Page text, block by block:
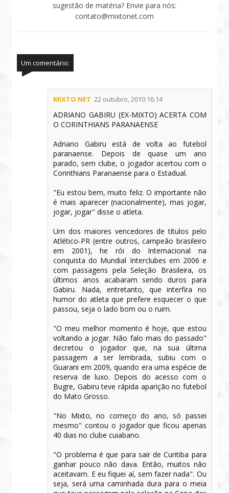
sugestão de matéria? Envie para nós:
contato@mixtonet.com
Um comentário:
MIXTO NET 22 outubro, 2010 16:14
ADRIANO GABIRU (EX-MIXTO) ACERTA COM
O CORINTHIANS PARANAENSE
Adriano Gabiru está de volta ao futebol
paranaense. Depois de quase um ano
parado, sem clube, o jogador acertou com o
Corinthians Paranaense para o Estadual.
"Eu estou bem, muito feliz. O importante não
é mais aparecer (nacionalmente), mas jogar,
jogar, jogar" disse o atleta.
Um dos maiores vencedores de títulos pelo
Atlético-PR (entre outros, campeão brasileiro
em 2001), he rói do Internacional na
conquista do Mundial Interclubes em 2006 e
com passagens pela Seleção Brasileira, os
últimos anos acabaram sendo duros para
Gabiru. Nada, entretanto, que interfira no
humor do atleta que prefere esquecer o que
passou, seja o lado bom ou o ruim.
"O meu melhor momento é hoje, que estou
voltando a jogar. Não falo mais do passado"
decretou o jogador que, na sua última
passagem a ser lembrada, subiu com o
Guarani em 2009, quando era uma espécie de
reserva de luxo. Depois do acesso com o
Bugre, Gabiru teve rápida aparição no futebol
do Mato Grosso.
"No Mixto, no começo do ano, só passei
mesmo" contou o jogador que ficou apenas
40 dias no clube cuiabano.
"O problema é que para sair de Curitiba para
ganhar pouco não dava. Então, muitos não
aceitavam. E eu fiquei aí, sem fazer nada". Ou
seja, será uma caminhada dura para o meia